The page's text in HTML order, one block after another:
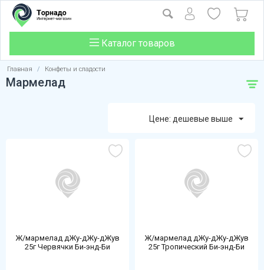
Каталог товаров
Главная / Конфеты и сладости
Мармелад
Цене: дешевые выше
Ж/мармелад дЖу-дЖу-дЖув
25г Червячки Би-энд-Би
Ж/мармелад дЖу-дЖу-дЖув
25г Тропический Би-энд-Би